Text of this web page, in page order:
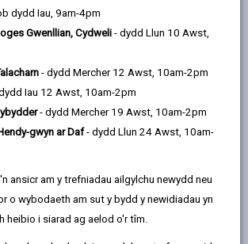
dydd Iau, 9am-4pm
Gwenllian, Cydweli- dydd Llun 10 Awst,
- dydd Mercher 12 Awst, 10am-2pm
Iau 12 Awst, 10am-2pm
- dydd Mercher 19 Awst, 10am-2pm
gwyn ar Daf- dydd Llun 24 Awst, 10am-
ansicr am y trefniadau ailgylchu newydd neu
o wybodaeth am sut y bydd y newidiadau yn
heibio i siarad ag aelod o'r tîm.
Cyd-destun Polisi
Cyd-destun
a gweledigaeth